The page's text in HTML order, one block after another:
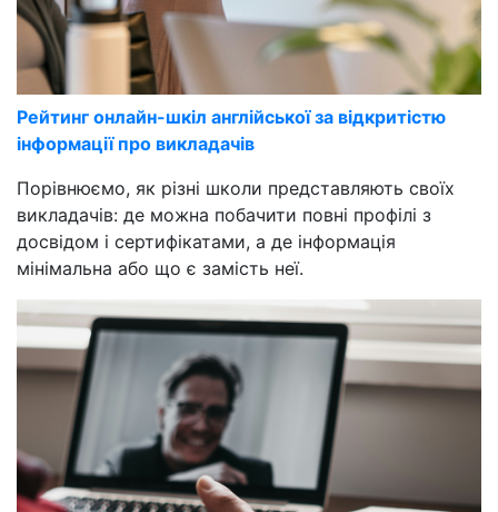
Рейтинг онлайн-шкіл англійської за відкритістю
інформації про викладачів
Порівнюємо, як різні школи представляють своїх
викладачів: де можна побачити повні профілі з
досвідом і сертифікатами, а де інформація
мінімальна або що є замість неї.